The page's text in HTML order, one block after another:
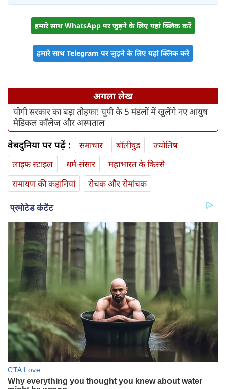
हमारे साथ WhatsApp पर जुड़ने के लिए यहां क्लिक करें
हमारे साथ Telegram पर जुड़ने के लिए यहां क्लिक करें
अगला लेख
योगी सरकार का बड़ा तोहफा! यूपी के 5 मंडलों में खुलेंगे नए आयुष
मेडिकल कॉलेज और अस्पताल
वेबदुनिया पर पढ़ें : समाचार बॉलीवुड
ज्योतिष
लाइफ स्‍टाइल
धर्म-संसार
महाभारत के किस्से
रामायण की कहानियां
रोचक और रोमांचक